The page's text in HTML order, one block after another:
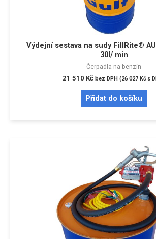
Výdejní sestava na sudy FillRite®
30l/ min
Čerpadla na benzín
21 510 Kč bez DPH (26 027 Kč s
Přidat do košíku